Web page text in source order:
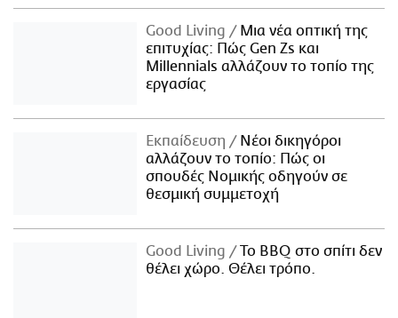
Good Living
Μια νέα οπτική της
επιτυχίας: Πώς Gen Zs και
Millennials αλλάζουν το τοπίο της
εργασίας
Εκπαίδευση
Νέοι δικηγόροι
αλλάζουν το τοπίο: Πώς οι
σπουδές Νομικής οδηγούν σε
θεσμική συμμετοχή
Good Living
Το BBQ στο σπίτι δεν
θέλει χώρο. Θέλει τρόπο.